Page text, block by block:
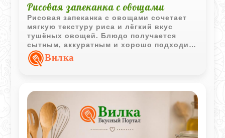
Рисовая запеканка с овощами
Рисовая запеканка с овощами сочетает
мягкую текстуру риса и лёгкий вкус
тушёных овощей. Блюдо получается
сытным, аккуратным и хорошо подходит
для домашнего обеда или лёгкого ужина.
Вилка